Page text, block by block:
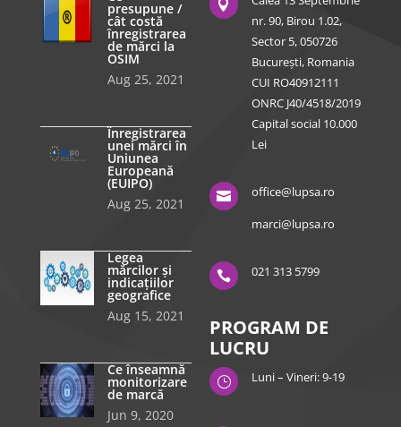
presupune /
cât costă
înregistrarea
de mărci la
OSIM
Aug 25, 2021
Înregistrarea
unei mărci în
Uniunea
Europeană
(EUIPO)
Aug 25, 2021
Legea
mărcilor și
indicațiilor
geografice
Aug 15, 2021
Ce înseamnă
monitorizare
de marcă
Jun 9, 2020

nr. 90, Birou 1.02,
Sector 5, 050726
București, Romania
CUI RO40912111
ONRC J40/4518/2019
Capital social 10.000
Lei

office@lupsa.ro
marci@lupsa.ro
 021 313 5799
PROGRAM DE
LUCRU
} Luni – Vineri: 9-19